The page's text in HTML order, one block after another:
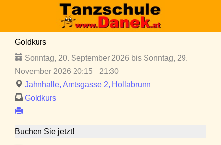
Mobile Menu Toggle
Goldkurs
Sonntag, 20. September 2026 bis Sonntag, 29.
November 2026 20:15 - 21:30
Jahnhalle, Amtsgasse 2, Hollabrunn
Goldkurs
Buchen Sie jetzt!